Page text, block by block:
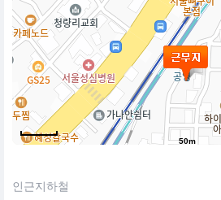
50m
인근지하철